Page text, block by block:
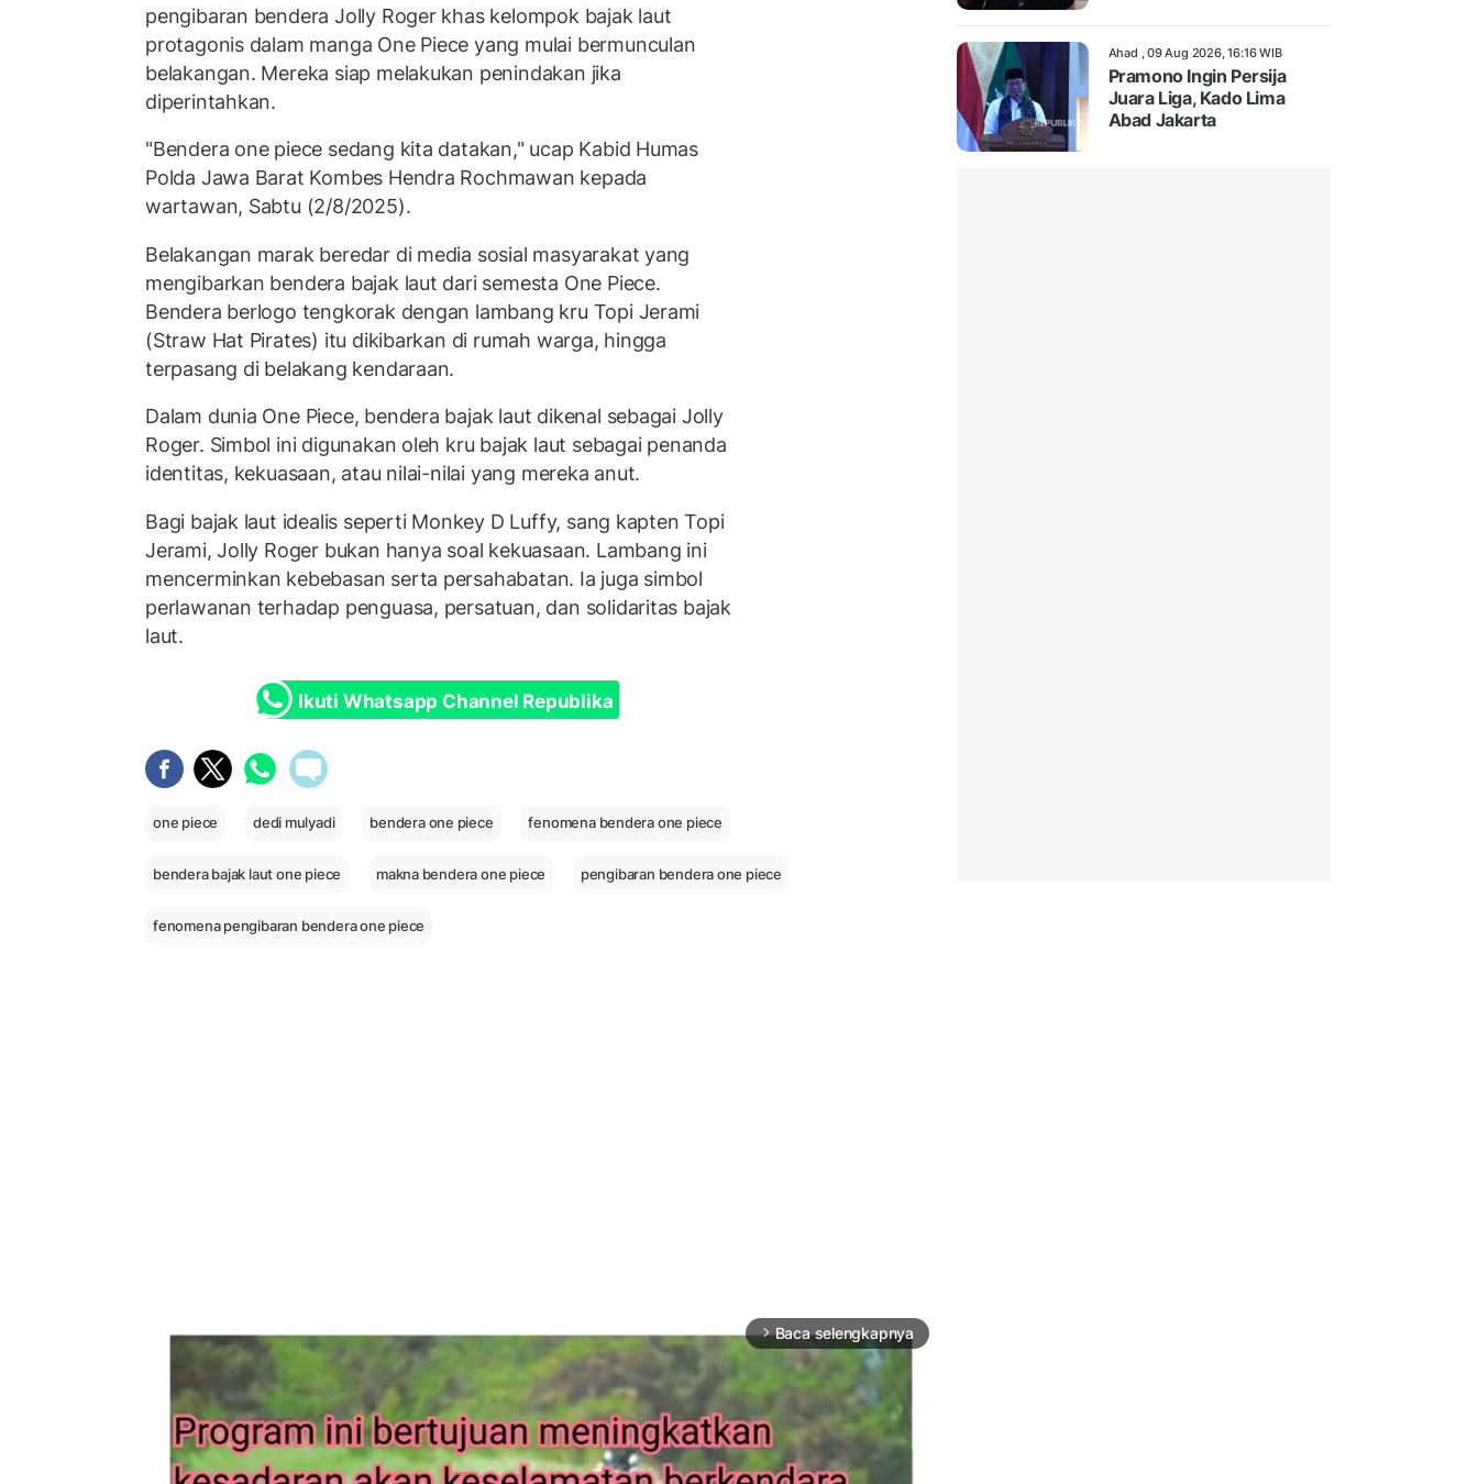
pengibaran bendera Jolly Roger khas kelompok bajak laut
protagonis dalam manga One Piece yang mulai bermunculan
belakangan. Mereka siap melakukan penindakan jika
diperintahkan.
"Bendera one piece sedang kita datakan," ucap Kabid Humas
Polda Jawa Barat Kombes Hendra Rochmawan kepada
wartawan, Sabtu (2/8/2025).
Belakangan marak beredar di media sosial masyarakat yang
mengibarkan bendera bajak laut dari semesta One Piece.
Bendera berlogo tengkorak dengan lambang kru Topi Jerami
(Straw Hat Pirates) itu dikibarkan di rumah warga, hingga
terpasang di belakang kendaraan.
Dalam dunia One Piece, bendera bajak laut dikenal sebagai Jolly
Roger. Simbol ini digunakan oleh kru bajak laut sebagai penanda
identitas, kekuasaan, atau nilai-nilai yang mereka anut.
Bagi bajak laut idealis seperti Monkey D Luffy, sang kapten Topi
Jerami, Jolly Roger bukan hanya soal kekuasaan. Lambang ini
mencerminkan kebebasan serta persahabatan. Ia juga simbol
perlawanan terhadap penguasa, persatuan, dan solidaritas bajak
laut.
Ikuti Whatsapp Channel Republika
one piece dedi mulyadi bendera one piece fenomena bendera one piece
bendera bajak laut one piece makna bendera one piece pengibaran bendera one piece
fenomena pengibaran bendera one piece
arrow_forward_ios Baca selengkapnya
Ahad , 09 Aug 2026, 16:16 WIB
Pramono Ingin Persija
Juara Liga, Kado Lima
Abad Jakarta